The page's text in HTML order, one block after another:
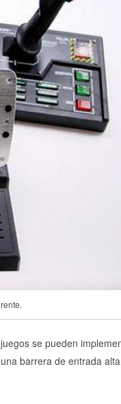
se pueden
barrera de entrada